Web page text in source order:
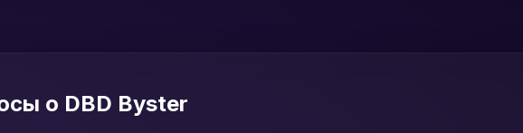
о DBD Byster